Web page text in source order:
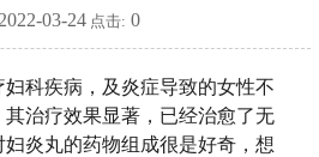
03-24点击: 0
科疾病，及炎症导致的女性不
治疗效果显著，已经治愈了无
炎丸的药物组成很是好奇，想